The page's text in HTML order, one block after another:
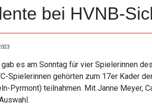
bei HVNB-
es am Sonntag für vier Spielerinnen
Spielerinnen gehörten zum 17er Kader
Pyrmont) teilnahmen. Mit Janne Meyer,